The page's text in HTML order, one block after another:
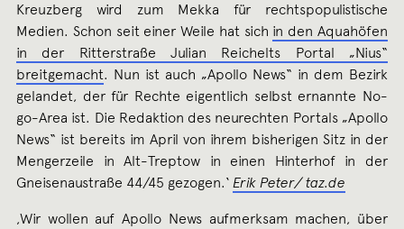
Kreuzberg wird zum Mekka für rechtspopulistische
Medien. Schon seit einer Weile hat sich in den Aquahöfen
in der Ritterstraße Julian Reichelts Portal „Nius“
breitgemacht. Nun ist auch „Apollo News“ in dem Bezirk
gelandet, der für Rechte eigentlich selbst ernannte No-
go-Area ist. Die Redaktion des neurechten Portals „Apollo
News“ ist bereits im April von ihrem bisherigen Sitz in der
Mengerzeile in Alt-Treptow in einen Hinterhof in der
Gneisenaustraße 44/45 gezogen.‘ Erik Peter/ taz.de
,Wir wollen auf Apollo News aufmerksam machen, über